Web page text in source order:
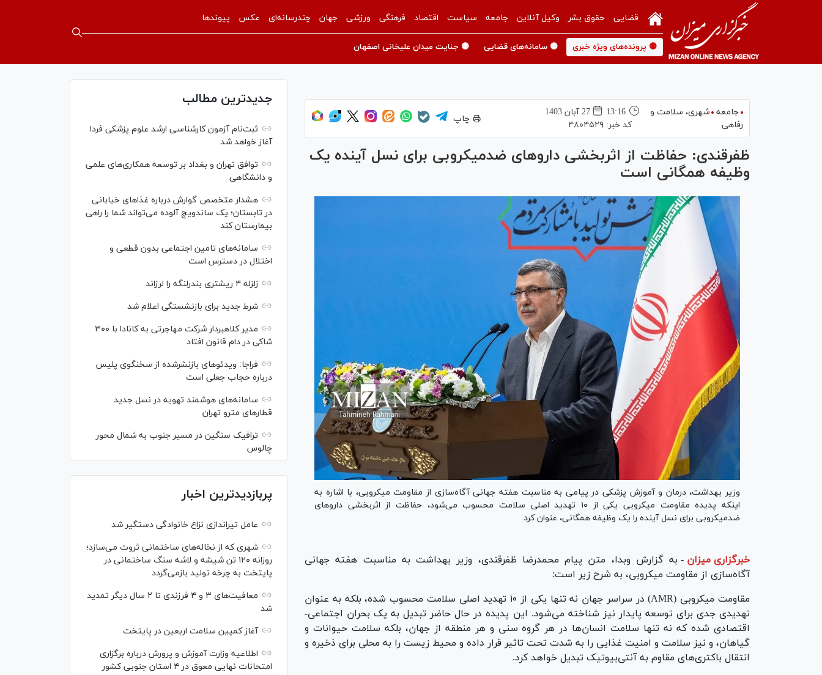
قضایی حقوق بشر وکیل آنلاین جامعه سیاست اقتصاد فرهنگی ورزشی جهان چندرسانه‌ای عکس پیوندها
🟡 پرونده‌های ویژه خبری 🟡 سامانه‌های قضایی 🟡 جنایت میدان علیخانی اصفهان
جامعه شهری،‌ سلامت و
رفاهی
13:16
27 آبان 1403
کد خبر:۴۸۰۴۵۲۹
چاپ
ظفرقندی: حفاظت از اثربخشی دارو‌های ضدمیکروبی برای نسل آینده یک
وظیفه همگانی است
وزیر بهداشت، درمان و آموزش پزشکی در پیامی به مناسبت هفته جهانی آگاه‌سازی از مقاومت میکروبی، با اشاره به
اینکه پدیده مقاومت میکروبی یکی از ۱۰ تهدید اصلی سلامت محسوب می‌شود، حفاظت از اثربخشی دارو‌های
ضدمیکروبی برای نسل آینده را یک وظیفه همگانی، عنوان کرد.
خبرگزاری میزان - به گزارش وبدا، متن پیام محمدرضا ظفرقندی، وزیر بهداشت به مناسبت هفته جهانی
آگاه‌سازی از مقاومت میکروبی، به شرح زیر است:
مقاومت میکروبی (AMR) در سراسر جهان نه تنها یکی از ۱۰ تهدید اصلی سلامت محسوب شده، بلکه به عنوان
تهدیدی جدی برای توسعه پایدار نیز شناخته می‌شود. این پدیده در حال حاضر تبدیل به یک بحران اجتماعی-
اقتصادی شده که نه تنها سلامت انسان‌ها در هر گروه سنی و هر منطقه از جهان، بلکه سلامت حیوانات و
گیاهان، و نیز سلامت و امنیت غذایی را به شدت تحت تاثیر قرار داده و محیط زیست را به محلی برای ذخیره و
انتقال باکتری‌های مقاوم به آنتی‌بیوتیک تبدیل خواهد کرد.
جدیدترین مطالب
ثبت‌نام آزمون کارشناسی ارشد علوم پزشکی فردا
آغاز خواهد شد
توافق تهران و بغداد بر توسعه همکاری‌های علمی
و دانشگاهی
هشدار متخصص گوارش درباره غذا‌های خیابانی
در تابستان؛ یک ساندویچ آلوده می‌تواند شما را راهی
بیمارستان کند
سامانه‌های تامین اجتماعی بدون قطعی و
اختلال در دسترس است
زلزله ۴ ریشتری بندرلنگه را لرزاند
شرط جدید برای بازنشستگی اعلام شد
مدیر کلاهبردار شرکت مهاجرتی به کانادا با ۳۰۰
شاکی در دام قانون افتاد
فراجا: ویدئو‌های بازنشرشده از سخنگوی پلیس
درباره حجاب جعلی است
سامانه‌های هوشمند تهویه در نسل جدید
قطار‌های مترو تهران
ترافیک سنگین در مسیر جنوب به شمال محور
چالوس
پربازدیدترین اخبار
عامل تیراندازی نزاع خانوادگی دستگیر شد
شهری که از نخاله‌های ساختمانی ثروت می‌سازد؛
روزانه ۱۲۰ تن شیشه و لاشه سنگ ساختمانی در
پایتخت به چرخه تولید بازمی‌گردد
معافیت‌های ۳ و ۴ فرزندی تا ۲ سال دیگر تمدید
شد
آغاز کمپین سلامت اربعین در پایتخت
اطلاعیه وزارت آموزش و پرورش درباره برگزاری
امتحانات نهایی معوق در ۴ استان جنوبی کشور